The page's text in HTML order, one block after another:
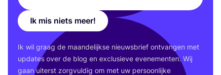
Ik mis niets meer!
Ik wil graag de maan­de­lijk­se nieuws­brief ont­van­gen met
upda­tes over de blog en exclu­sie­ve eve­ne­men­ten. Wij
gaan uiterst zorg­vul­dig om met uw per­soon­lij­ke